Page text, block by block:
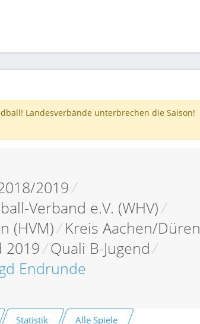
Landesverbände unterbrechen die Saison!
2019/
Verband e.V. (WHV)/
(HVM)/ Kreis Aachen/Düren
2019/Quali B-Jugend/
Endrunde
Statistik Alle Spiele